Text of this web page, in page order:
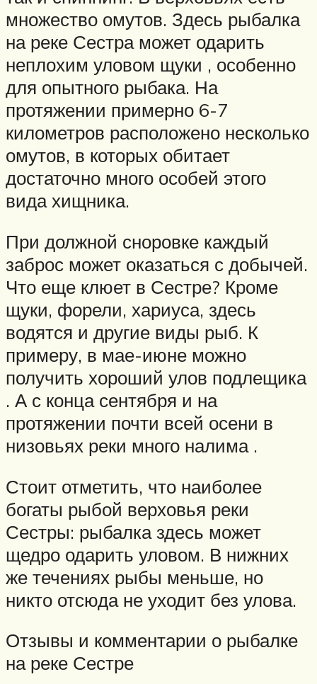
множество омутов. Здесь рыбалка
на реке Сестра может одарить
неплохим уловом щуки , особенно
для опытного рыбака. На
протяжении примерно 6-7
километров расположено несколько
омутов, в которых обитает
достаточно много особей этого
вида хищника.
При должной сноровке каждый
заброс может оказаться с добычей.
Что еще клюет в Сестре? Кроме
щуки, форели, хариуса, здесь
водятся и другие виды рыб. К
примеру, в мае-июне можно
получить хороший улов подлещика
. А с конца сентября и на
протяжении почти всей осени в
низовьях реки много налима .
Стоит отметить, что наиболее
богаты рыбой верховья реки
Сестры: рыбалка здесь может
щедро одарить уловом. В нижних
же течениях рыбы меньше, но
никто отсюда не уходит без улова.
Отзывы и комментарии о рыбалке
на реке Сестре